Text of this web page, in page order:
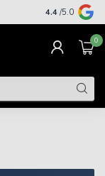
Gratis
4.4 /5.0
0